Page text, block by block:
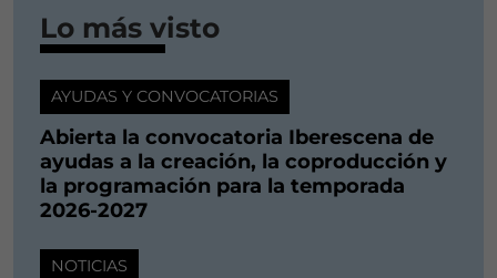
Lo más visto
AYUDAS Y CONVOCATORIAS
Abierta la convocatoria Iberescena de
ayudas a la creación, la coproducción y
la programación para la temporada
2026-2027
NOTICIAS